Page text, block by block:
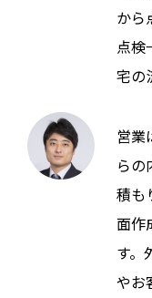
から
点
宅の
営業
らの
積も
面作
す。
やお